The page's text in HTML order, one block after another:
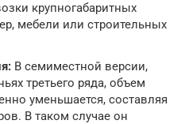
крупногабаритных
мебели или строительных
В семиместной версии,
третьего ряда, объем
уменьшается, составляя
В таком случае он